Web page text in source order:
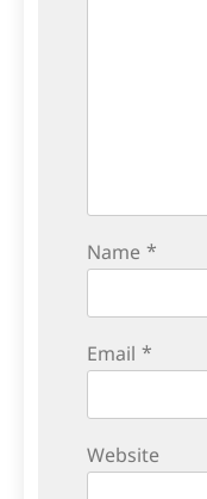
Name *
Email *
Website